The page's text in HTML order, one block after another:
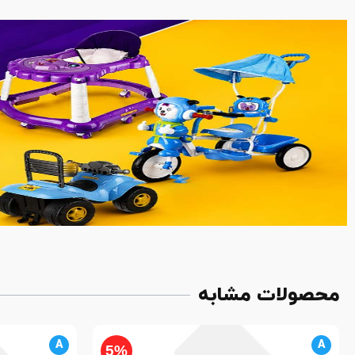
محصولات مشابه
5% A
A